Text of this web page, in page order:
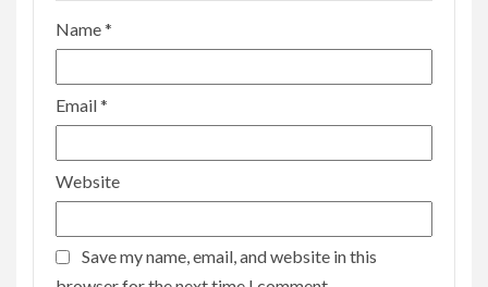
Name*
Email*
Website
Save my name, email, and website in this